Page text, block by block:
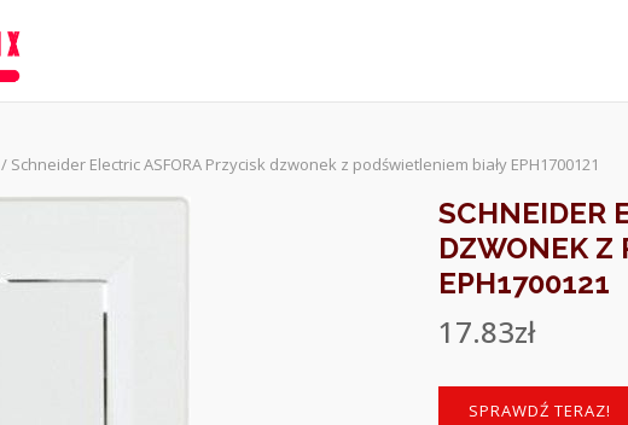
/ Schneider Electric ASFORA Przycisk dzwonek z podświetleniem biały EPH1700121
SCHNEIDER
DZWONEK Z
EPH1700121
17.83zł
SPRAWDŹ TERAZ!